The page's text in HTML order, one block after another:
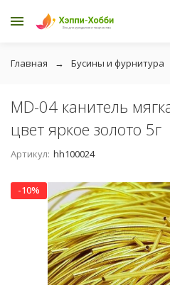
Главная Бусины и фурнитура
MD-04 канитель
цвет яркое золото 5г
Артикул: hh100024
-10%